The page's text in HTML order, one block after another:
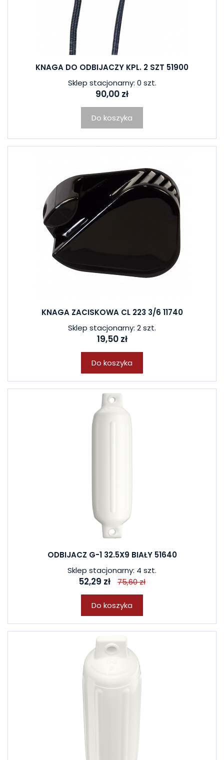
KNAGA DO ODBIJACZY KPL. 2 SZT 51900
Sklep stacjonarny: 0 szt.
90,00 zł
Do koszyka
KNAGA ZACISKOWA CL 223 3/6 11740
Sklep stacjonarny: 2 szt.
19,50 zł
Do koszyka
ODBIJACZ G-1 32.5X9 BIAŁY 51640
Sklep stacjonarny: 4 szt.
52,29 zł 75,60 zł
Do koszyka